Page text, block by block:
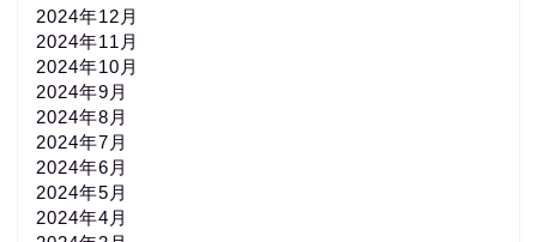
2024年12月
2024年11月
2024年10月
2024年9月
2024年8月
2024年7月
2024年6月
2024年5月
2024年4月